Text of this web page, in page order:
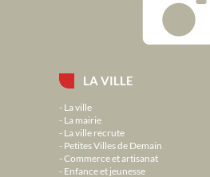
LA VILLE
La ville
La mairie
La ville recrute
Petites Villes de Demain
Commerce et artisanat
Enfance et jeunesse